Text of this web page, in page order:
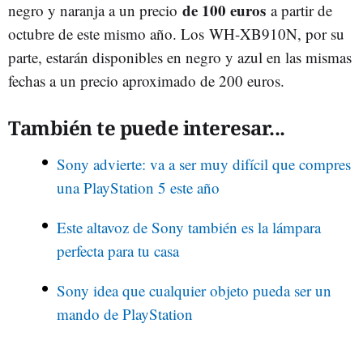
negro y naranja a un precio de 100 euros a partir de
octubre de este mismo año. Los WH-XB910N, por su
parte, estarán disponibles en negro y azul en las mismas
fechas a un precio aproximado de 200 euros.
También te puede interesar...
Sony advierte: va a ser muy difícil que compres
una PlayStation 5 este año
Este altavoz de Sony también es la lámpara
perfecta para tu casa
Sony idea que cualquier objeto pueda ser un
mando de PlayStation